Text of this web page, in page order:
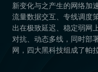
新变化与之产生的网络加
流量数据交互、专线调度
出在极致延迟、稳定弱网
对抗、动态多线，同时部
网，四大黑科技组成了帕